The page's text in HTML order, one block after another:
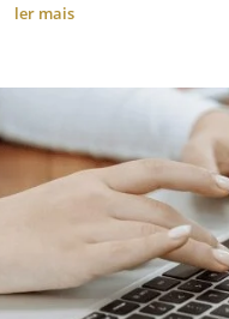
ler mais